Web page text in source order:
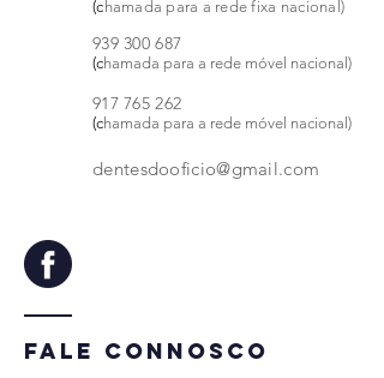
(chamada para a rede fixa nacional)
939300 687
(chamada para a rede móvel nacional)
917 765 262
(chamada para a rede móvel nacional)
dentesdooficio@gmail.com
Fale connosco